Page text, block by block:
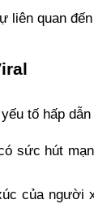
quan
tố hấp
sức hút
của